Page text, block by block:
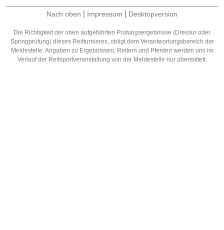
Nach oben Impressum Desktopversion
Die Richtigkeit der oben aufgeführten Prüfungsergebnisse (Dressur oder
Springprüfung) dieses Reitturnieres, obligt dem Verantwortungsbereich der
Meldestelle. Angaben zu Ergebnissen, Reitern und Pferden werden uns im
Verlauf der Reitsportveranstaltung von der Meldestelle nur übermittelt.